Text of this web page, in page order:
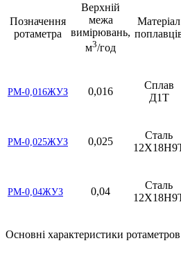
Позначення
ротаметра
Верхній
межа
вимірювань,
м3/год
Матеріал
РМ-0,016ЖУЗ 0,016
Сплав
Д1Т
РМ-0,025ЖУЗ 0,025
Сталь
РМ-0,04ЖУЗ 0,04
Сталь
Основні характеристики